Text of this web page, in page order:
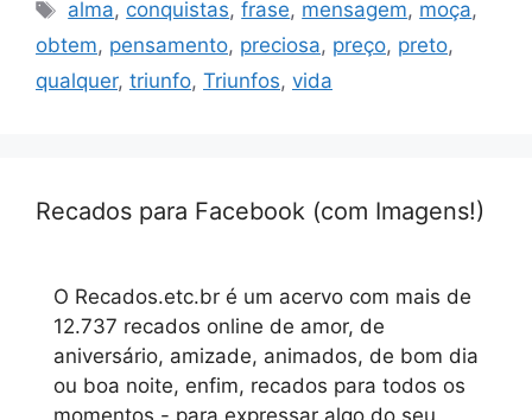
Tags
alma, conquistas,frase, mensagem, moça,
obtem, pensamento, preciosa, preço, preto,
qualquer, triunfo, Triunfos, vida
Recados para Facebook (com Imagens!)
O Recados.etc.br é um acervo com mais de
12.737 recados online de amor, de
aniversário, amizade, animados, de bom dia
ou boa noite, enfim, recados para todos os